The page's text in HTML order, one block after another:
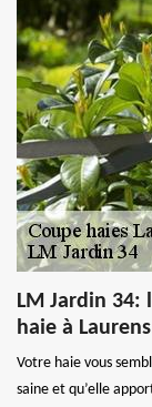
LM Jardin 34:
haie à
Votre haie vous
saine et qu’elle